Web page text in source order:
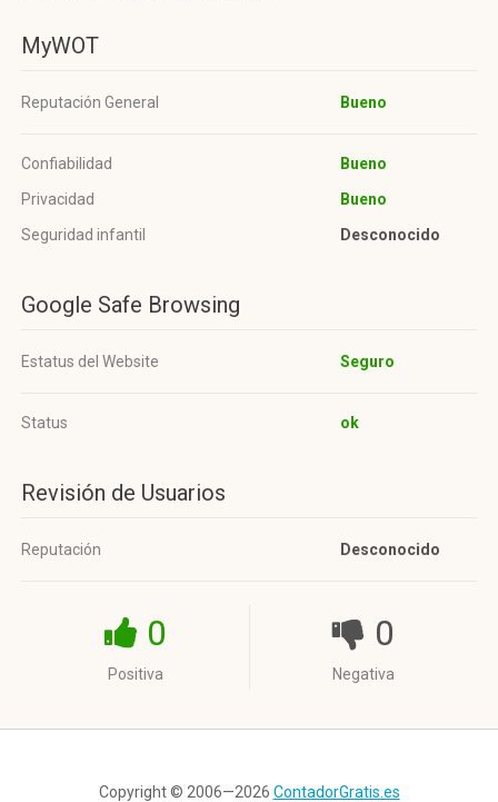
MyWOT
Reputación General Bueno
Confiabilidad
Bueno
Privacidad
Bueno
Seguridad infantil
Desconocido
Google Safe Browsing
Estatus del Website Seguro
Status ok
Revisión de Usuarios
Reputación Desconocido
0
Positiva
0
Negativa
Copyright © 2006—2026 ContadorGratis.es